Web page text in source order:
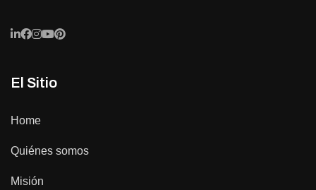
El Sitio
Home
Quiénes somos
Misión